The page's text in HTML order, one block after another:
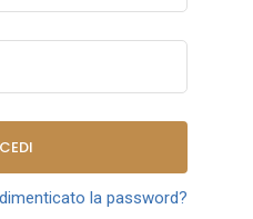
la password?